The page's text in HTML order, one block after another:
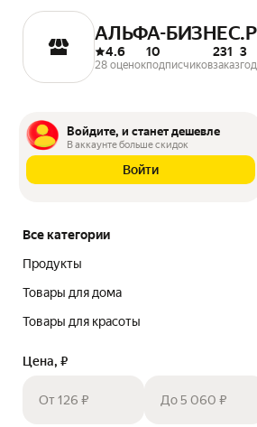
АЛЬФА-
4.6
28 оценок
10
подписчиков
231
заказ
3
Войдите, и станет дешевле
В аккаунте больше скидок
Войти
Все категории
Продукты
Товары для дома
Товары для красоты
Цена, ₽
От 126 ₽ До 5 060 ₽